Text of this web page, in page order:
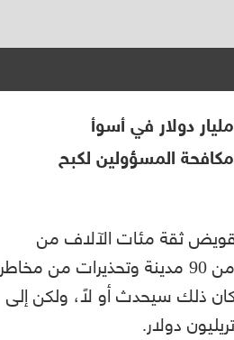
تواجه البنوك الصينية خسائر في الرهن العقاري بقيمة 350 مليار دولار في أسوأ
المسؤولين لكبح
تقويض ثقة مئات الآلاف من
مشتري المساكن، مما حفز مقاطعة الرهون العقارية في أكثر من 90 مدينة وتحذيرات من مخاطر
كان ذلك سيحدث أو لاً، ولكن إلى